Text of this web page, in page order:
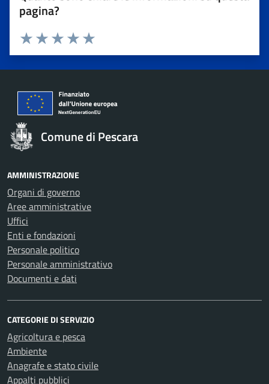
pagina?
Valuta 5 stelle su 5
Valuta 4 stelle su 5
Valuta 3 stelle su 5
Valuta 2 stelle su 5
Valuta 1 stelle su 5
Comune di Pescara
AMMINISTRAZIONE
Organi di governo
Aree amministrative
Uffici
Enti e fondazioni
Personale politico
Personale amministrativo
Documenti e dati
CATEGORIE DI SERVIZIO
Agricoltura e pesca
Ambiente
Anagrafe e stato civile
Appalti pubblici